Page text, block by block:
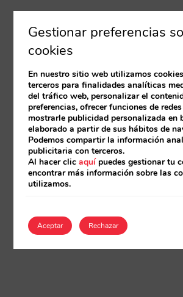
Gestionar preferencias
cookies
En nuestro sitio web utilizamos
terceros para finalidades analíticas
del tráfico web, personalizar el
preferencias, ofrecer funciones de
mostrarle publicidad personalizada en
elaborado a partir de sus hábitos de
Podemos compartir la información
publicitaria con terceros.
Al hacer clicaquípuedes gestionar tu
encontrar más información sobre las
utilizamos.
Aceptar Rechazar